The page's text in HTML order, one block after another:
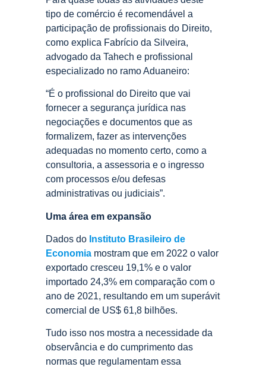
tipo de comércio é recomendável a
participação de profissionais do Direito,
como explica Fabrício da Silveira,
advogado da Tahech e profissional
especializado no ramo Aduaneiro:
“É o profissional do Direito que vai
fornecer a segurança jurídica nas
negociações e documentos que as
formalizem, fazer as intervenções
adequadas no momento certo, como a
consultoria, a assessoria e o ingresso
com processos e/ou defesas
administrativas ou judiciais”.
Uma área em expansão
Dados do Instituto Brasileiro de
Economia mostram que em 2022 o valor
exportado cresceu 19,1% e o valor
importado 24,3% em comparação com o
ano de 2021, resultando em um superávit
comercial de US$ 61,8 bilhões.
Tudo isso nos mostra a necessidade da
observância e do cumprimento das
normas que regulamentam essa